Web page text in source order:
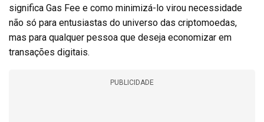
significa Gas Fee e como minimizá-lo virou necessidade
não só para entusiastas do universo das criptomoedas,
mas para qualquer pessoa que deseja economizar em
transações digitais.
PUBLICIDADE